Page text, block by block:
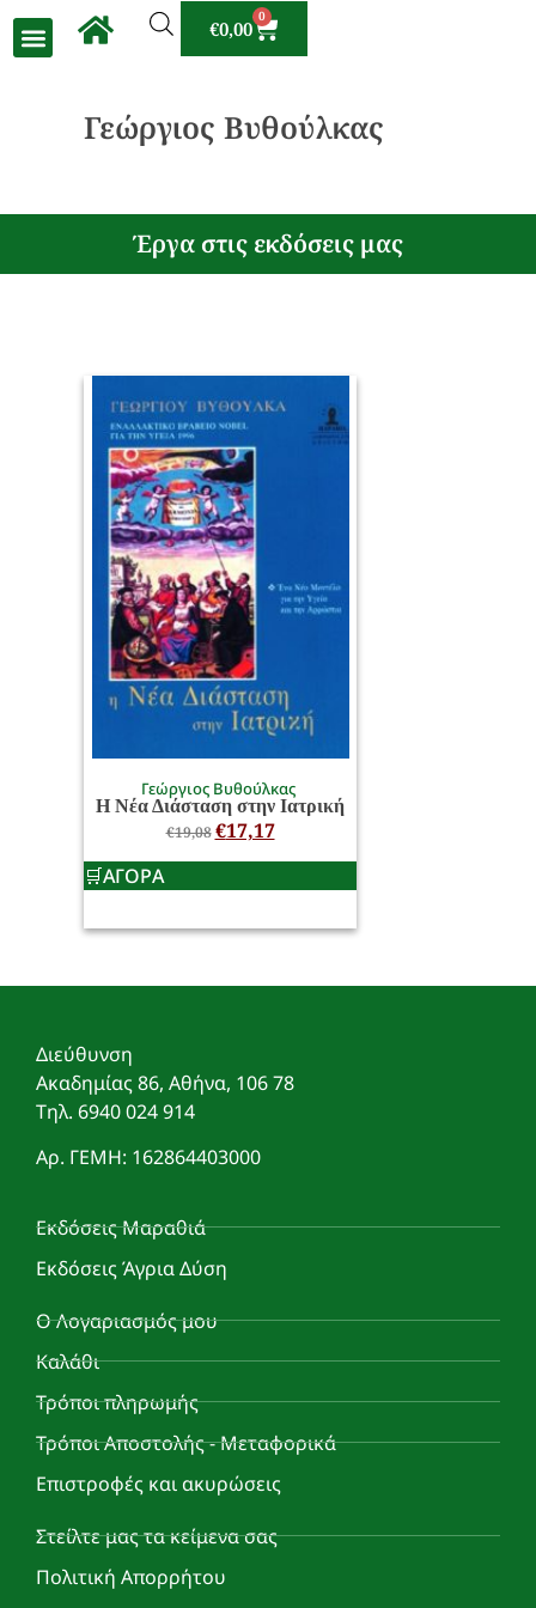
€0,00
0
Γεώργιος Βυθούλκας
Έργα στις εκδόσεις μας
Γεώργιος Βυθούλκας
Η Νέα Διάσταση στην Ιατρική
€19,08 €17,17
ΑΓΟΡΑ
Διεύθυνση
Ακαδημίας 86, Αθήνα, 106 78
Τηλ. 6940 024 914
Αρ. ΓΕΜΗ: 162864403000
Εκδόσεις Μαραθιά
Εκδόσεις Άγρια Δύση
Ο Λογαριασμός μου
Καλάθι
Τρόποι πληρωμής
Τρόποι Αποστολής - Μεταφορικά
Επιστροφές και ακυρώσεις
Στείλτε μας τα κείμενα σας
Πολιτική Απορρήτου